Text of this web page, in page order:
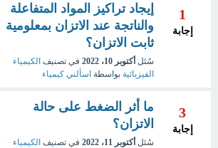
1
إجابة
إيجاد تراكيز المواد المتفاعلة
والناتجة عند الاتزان بمعلومية
ثابت الاتزان؟
سُئل أكتوبر 10، 2022 في تصنيف الكيمياء
الفيزيائية بواسطة اسألني كيمياء
3
إجابة
ما أثر الضغط على حالة
الاتزان؟
سُئل أكتوبر 11، 2022 في تصنيف الكيمياء